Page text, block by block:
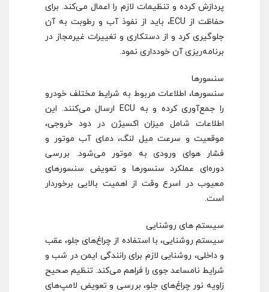
پردازش کرده و تنظیمات لازم را اعمال می‌کند. برای
حفاظت از ECU، باید از نفوذ آب و رطوبت به آن
جلوگیری کرد و از دستکاری و تغییرات غیرمجاز در
برنامه‌ریزی آن خودداری نمود.
سنسورها
سنسورها، اطلاعات مربوط به شرایط مختلف خودرو
را جمع‌آوری کرده و به ECU ارسال می‌کنند. این
اطلاعات شامل میزان اکسیژن در دود خروجی،
موقعیت و سرعت میل لنگ، دمای آب موتور و
فشار هوای ورودی به موتور می‌شود. بررسی
دوره‌ای عملکرد سنسورها و تعویض سنسورهای
معیوب در اسرع وقت از اهمیت بالایی برخوردار
است.
سیستم های روشنایی
سیستم روشنایی، با استفاده از چراغ‌های جلو، عقب
و داخلی، روشنایی لازم برای رانندگی ایمن در شب و
شرایط نامساعد جوی را فراهم می‌کند. تنظیم صحیح
زاویه نور چراغ‌های جلو، بررسی و تعویض لامپ‌های